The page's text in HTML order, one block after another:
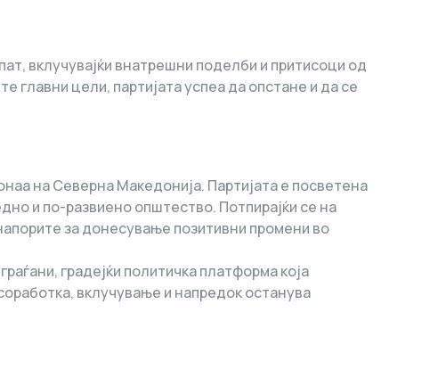
вклучувајќи внатрешни поделби и притисоци од
главни цели, партијата успеа да опстане и да се
на Северна Македонија. Партијата е посветена
и по-развиено општество. Потпирајќи се на
за донесување позитивни промени во
градејќи политичка платформа која
вклучување и напредок останува